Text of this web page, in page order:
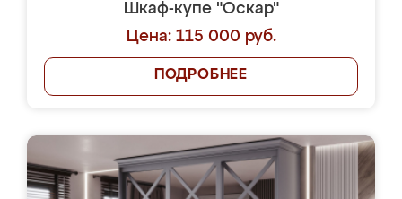
Шкаф-купе "Оскар"
Цена: 115 000 руб.
ПОДРОБНЕЕ